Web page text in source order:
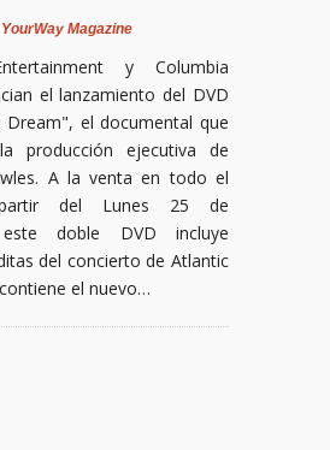
YourWay Magazine
y Columbia
el lanzamiento del DVD
el documental que
producción ejecutiva de
A la venta en todo el
del Lunes 25 de
este doble DVD incluye
del concierto de Atlantic
el nuevo…